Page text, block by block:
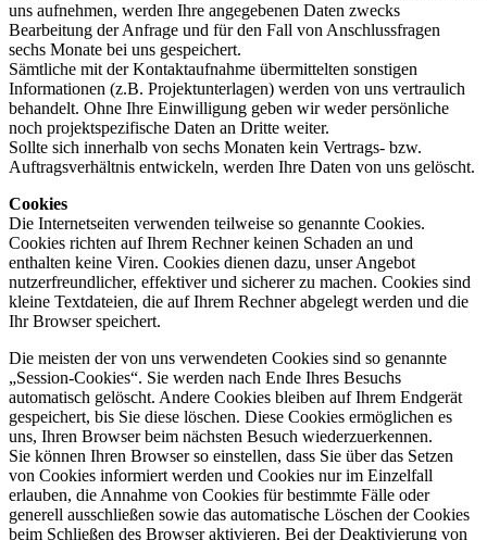
uns aufnehmen, werden Ihre angegebenen Daten zwecks
Bearbeitung der Anfrage und für den Fall von Anschlussfragen
sechs Monate bei uns gespeichert.
Sämtliche mit der Kontaktaufnahme übermittelten sonstigen
Informationen (z.B. Projektunterlagen) werden von uns vertraulich
behandelt. Ohne Ihre Einwilligung geben wir weder persönliche
noch projektspezifische Daten an Dritte weiter.
Sollte sich innerhalb von sechs Monaten kein Vertrags- bzw.
Auftragsverhältnis entwickeln, werden Ihre Daten von uns gelöscht.
Cookies
Die Internetseiten verwenden teilweise so genannte Cookies.
Cookies richten auf Ihrem Rechner keinen Schaden an und
enthalten keine Viren. Cookies dienen dazu, unser Angebot
nutzerfreundlicher, effektiver und sicherer zu machen. Cookies sind
kleine Textdateien, die auf Ihrem Rechner abgelegt werden und die
Ihr Browser speichert.
Die meisten der von uns verwendeten Cookies sind so genannte
„Session-Cookies“. Sie werden nach Ende Ihres Besuchs
automatisch gelöscht. Andere Cookies bleiben auf Ihrem Endgerät
gespeichert, bis Sie diese löschen. Diese Cookies ermöglichen es
uns, Ihren Browser beim nächsten Besuch wiederzuerkennen.
Sie können Ihren Browser so einstellen, dass Sie über das Setzen
von Cookies informiert werden und Cookies nur im Einzelfall
erlauben, die Annahme von Cookies für bestimmte Fälle oder
generell ausschließen sowie das automatische Löschen der Cookies
beim Schließen des Browser aktivieren. Bei der Deaktivierung von